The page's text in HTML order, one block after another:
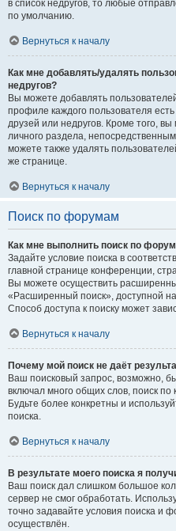
в список недругов, то любые
по умолчанию.
Вернуться к началу
Как мне добавлять/удалять
недругов?
Вы можете добавлять
профиле каждого пользователя
друзей или недругов. Кроме того,
личного раздела,
можете также удалять
же странице.
Вернуться к началу
Поиск по форумам
Как мне выполнить поиск по
Задайте условие поиска в
главной странице конференции,
Вы можете осуществить
«Расширенный поиск», доступной
Способ доступа к поиску может
Вернуться к началу
Почему мой поиск не даёт
Ваш поисковый запрос, возможно,
включал много общих слов, поиск
Будьте более конкретны и
поиска.
Вернуться к началу
В результате моего поиска я
Ваш поиск дал слишком большое
сервер не смог обработать.
точно задавайте условия поиска и
осуществлён.